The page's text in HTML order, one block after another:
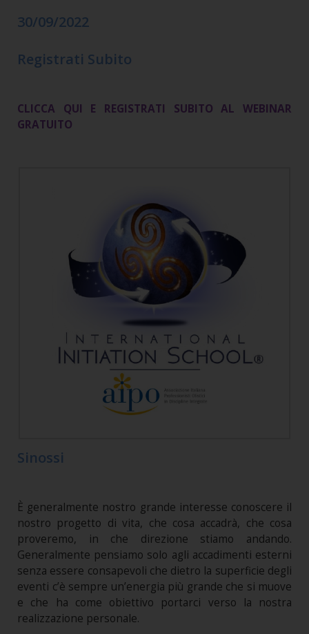
30/09/2022
Registrati Subito
CLICCA QUI E REGISTRATI SUBITO AL WEBINAR
GRATUITO
Sinossi
È generalmente nostro grande interesse conoscere il
nostro progetto di vita, che cosa accadrà, che cosa
proveremo, in che direzione stiamo andando.
Generalmente pensiamo solo agli accadimenti esterni
senza essere consapevoli che dietro la superficie degli
eventi c’è sempre un’energia più grande che si muove
e che ha come obiettivo portarci verso la nostra
realizzazione personale.